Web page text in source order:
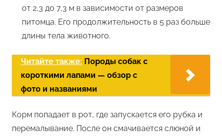
от 2,3 до 7,3 м в зависимости от размеров
питомца. Его продолжительность в 5 раз больше
длины тела животного.
Читайте также: Породы собак с
короткими лапами — обзор с
фото и названиями
Корм попадает в рот, где запускается его рубка и
перемалывание. После он смачивается слюной и